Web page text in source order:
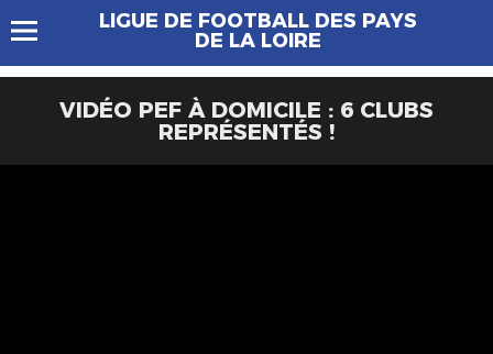
LIGUE DE FOOTBALL DES PAYS
DE LA LOIRE
VIDÉO PEF À DOMICILE : 6 CLUBS
REPRÉSENTÉS !